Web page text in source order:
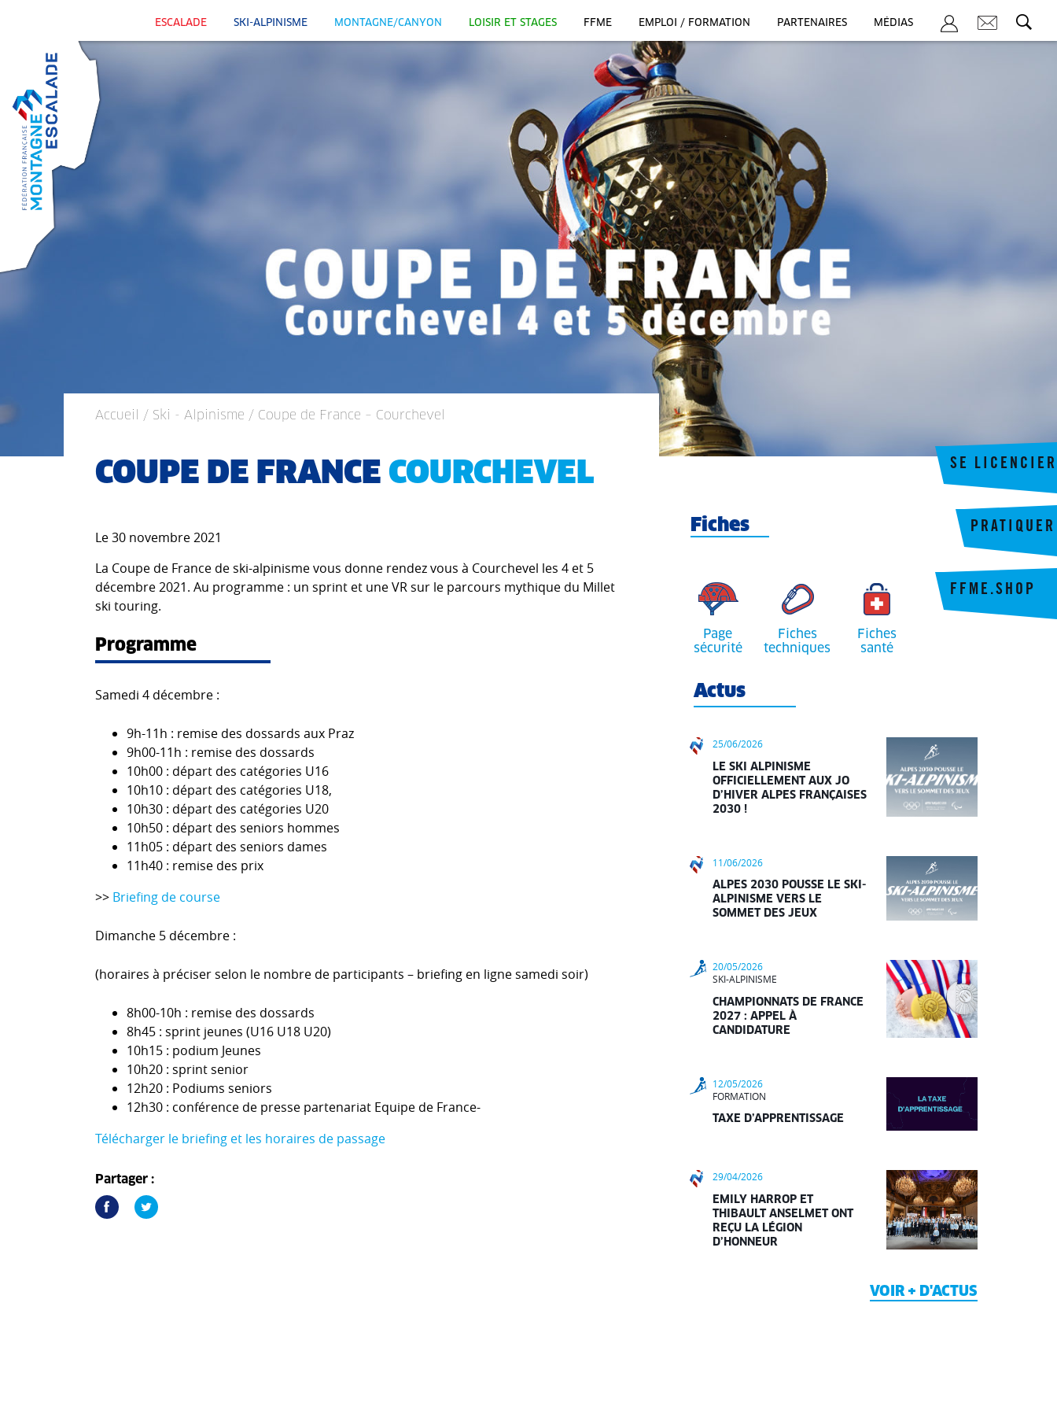
ESCALADE SKI-ALPINISME MONTAGNE/CANYON LOISIR ET STAGES FFME EMPLOI / FORMATION PARTENAIRES MÉDIAS
SE LICENCIER
FFME.SHOP
PRATIQUER
Accueil / Ski - Alpinisme / Coupe de France – Courchevel
COUPE DE FRANCE COURCHEVEL
Le 30 novembre 2021
La Coupe de France de ski-alpinisme vous donne rendez vous à Courchevel les 4 et 5
décembre 2021. Au programme : un sprint et une VR sur le parcours mythique du Millet
ski touring.
Programme
Samedi 4 décembre :
9h-11h : remise des dossards aux Praz
9h00-11h : remise des dossards
10h00 : départ des catégories U16
10h10 : départ des catégories U18,
10h30 : départ des catégories U20
10h50 : départ des seniors hommes
11h05 : départ des seniors dames
11h40 : remise des prix
>> Briefing de course
Dimanche 5 décembre :
(horaires à préciser selon le nombre de participants – briefing en ligne samedi soir)
8h00-10h : remise des dossards
8h45 : sprint jeunes (U16 U18 U20)
10h15 : podium Jeunes
10h20 : sprint senior
12h20 : Podiums seniors
12h30 : conférence de presse partenariat Equipe de France-
Télécharger le briefing et les horaires de passage
Partager :
Fiches
Page
sécurité
Fiches
techniques
Fiches
santé
Actus
25/06/2026
LE SKI ALPINISME
OFFICIELLEMENT AUX JO
D’HIVER ALPES FRANÇAISES
2030 !
11/06/2026
ALPES 2030 POUSSE LE SKI-
ALPINISME VERS LE
SOMMET DES JEUX
20/05/2026
SKI-ALPINISME
CHAMPIONNATS DE FRANCE
2027 : APPEL À
CANDIDATURE
12/05/2026
FORMATION
TAXE D’APPRENTISSAGE
29/04/2026
EMILY HARROP ET
THIBAULT ANSELMET ONT
REÇU LA LÉGION
D’HONNEUR
VOIR + D'ACTUS